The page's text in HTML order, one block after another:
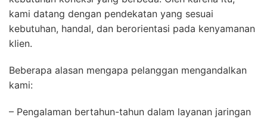
kami datang dengan pendekatan yang sesuai
kebutuhan, handal, dan berorientasi pada kenyamanan
klien.
Beberapa alasan mengapa pelanggan mengandalkan
kami:
– Pengalaman bertahun-tahun dalam layanan jaringan